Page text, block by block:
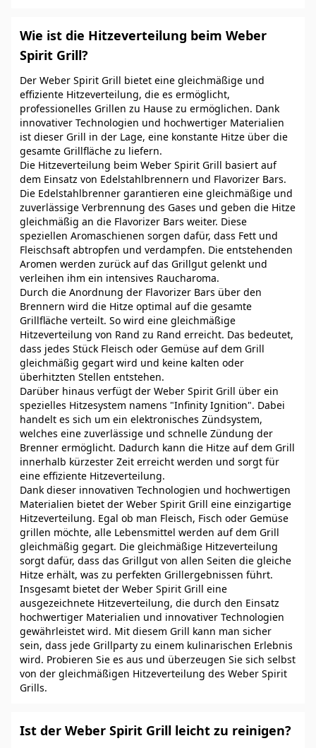
Wie ist die Hitzeverteilung beim Weber
Spirit Grill?
Der Weber Spirit Grill bietet eine gleichmäßige und
effiziente Hitzeverteilung, die es ermöglicht,
professionelles Grillen zu Hause zu ermöglichen. Dank
innovativer Technologien und hochwertiger Materialien
ist dieser Grill in der Lage, eine konstante Hitze über die
gesamte Grillfläche zu liefern.
Die Hitzeverteilung beim Weber Spirit Grill basiert auf
dem Einsatz von Edelstahlbrennern und Flavorizer Bars.
Die Edelstahlbrenner garantieren eine gleichmäßige und
zuverlässige Verbrennung des Gases und geben die Hitze
gleichmäßig an die Flavorizer Bars weiter. Diese
speziellen Aromaschienen sorgen dafür, dass Fett und
Fleischsaft abtropfen und verdampfen. Die entstehenden
Aromen werden zurück auf das Grillgut gelenkt und
verleihen ihm ein intensives Raucharoma.
Durch die Anordnung der Flavorizer Bars über den
Brennern wird die Hitze optimal auf die gesamte
Grillfläche verteilt. So wird eine gleichmäßige
Hitzeverteilung von Rand zu Rand erreicht. Das bedeutet,
dass jedes Stück Fleisch oder Gemüse auf dem Grill
gleichmäßig gegart wird und keine kalten oder
überhitzten Stellen entstehen.
Darüber hinaus verfügt der Weber Spirit Grill über ein
spezielles Hitzesystem namens "Infinity Ignition". Dabei
handelt es sich um ein elektronisches Zündsystem,
welches eine zuverlässige und schnelle Zündung der
Brenner ermöglicht. Dadurch kann die Hitze auf dem Grill
innerhalb kürzester Zeit erreicht werden und sorgt für
eine effiziente Hitzeverteilung.
Dank dieser innovativen Technologien und hochwertigen
Materialien bietet der Weber Spirit Grill eine einzigartige
Hitzeverteilung. Egal ob man Fleisch, Fisch oder Gemüse
grillen möchte, alle Lebensmittel werden auf dem Grill
gleichmäßig gegart. Die gleichmäßige Hitzeverteilung
sorgt dafür, dass das Grillgut von allen Seiten die gleiche
Hitze erhält, was zu perfekten Grillergebnissen führt.
Insgesamt bietet der Weber Spirit Grill eine
ausgezeichnete Hitzeverteilung, die durch den Einsatz
hochwertiger Materialien und innovativer Technologien
gewährleistet wird. Mit diesem Grill kann man sicher
sein, dass jede Grillparty zu einem kulinarischen Erlebnis
wird. Probieren Sie es aus und überzeugen Sie sich selbst
von der gleichmäßigen Hitzeverteilung des Weber Spirit
Grills.
Ist der Weber Spirit Grill leicht zu reinigen?